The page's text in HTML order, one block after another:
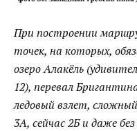
При построении
точек, на которых,
озероАлакёль
12), перевал
ледовый взлет,
3А, сейчас 2Б и даже